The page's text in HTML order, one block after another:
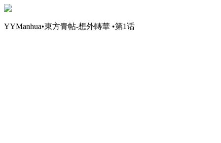
YYManhua•東方青帖-想外轉華 •第1话